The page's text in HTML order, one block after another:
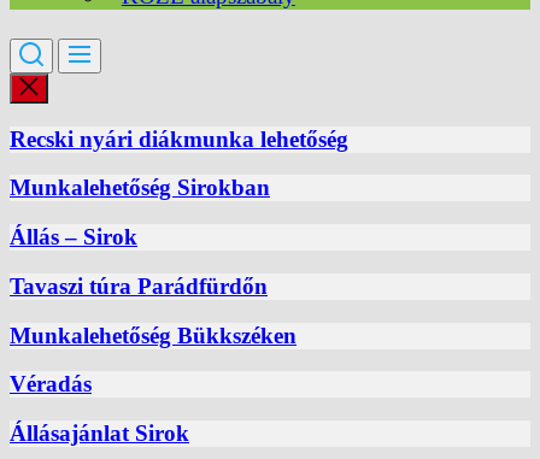
Recski nyári diákmunka lehetőség
Munkalehetőség Sirokban
Állás – Sirok
Tavaszi túra Parádfürdőn
Munkalehetőség Bükkszéken
Véradás
Állásajánlat Sirok